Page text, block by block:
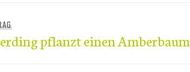
Beitrag:pflanzt einen Amberbaum